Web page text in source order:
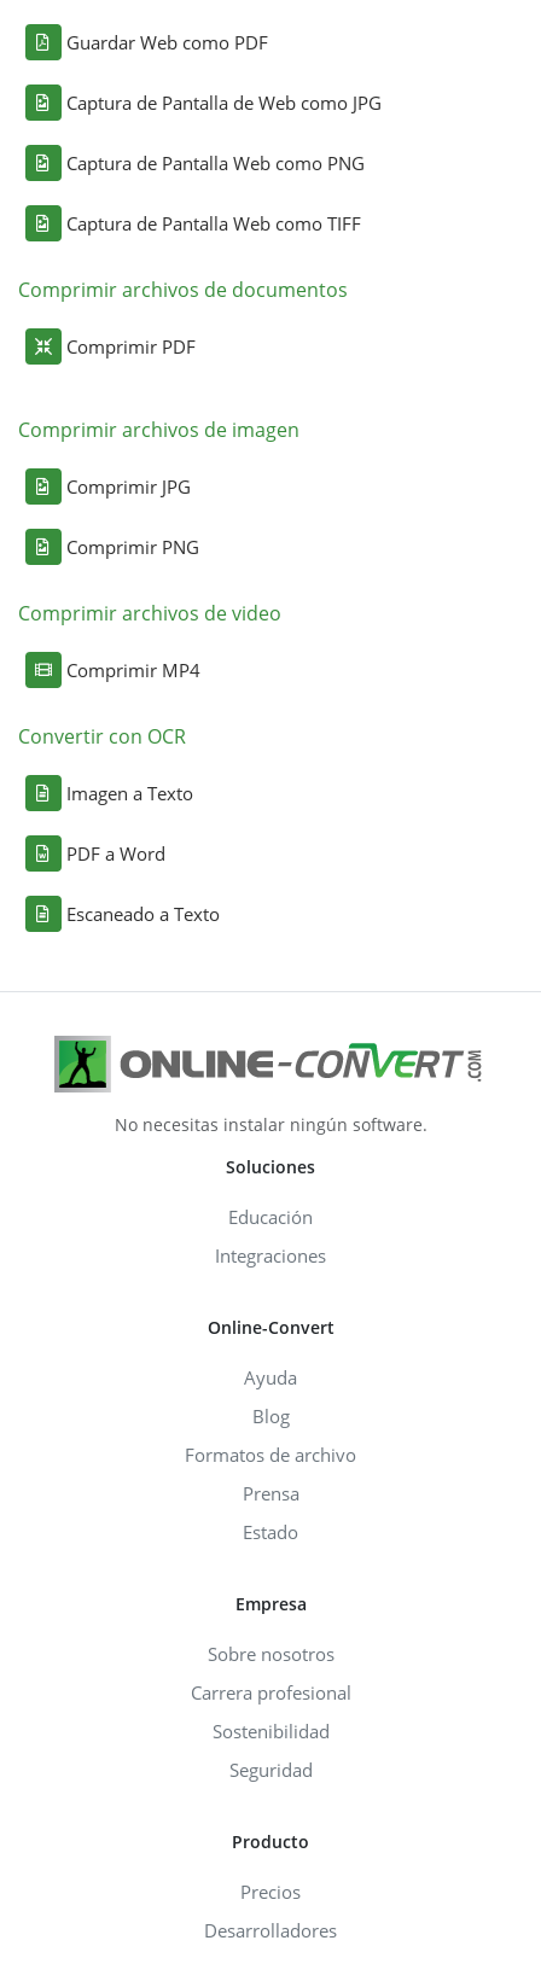
Guardar Web como PDF
Captura de Pantalla de Web como JPG
Captura de Pantalla Web como PNG
Captura de Pantalla Web como TIFF
Comprimir archivos de documentos
Comprimir PDF
Comprimir archivos de imagen
Comprimir JPG
Comprimir PNG
Comprimir archivos de video
Comprimir MP4
Convertir con OCR
Imagen a Texto
PDF a Word
Escaneado a Texto
No necesitas instalar ningún software.
Soluciones
Educación
Integraciones
Online-Convert
Ayuda
Blog
Formatos de archivo
Prensa
Estado
Empresa
Sobre nosotros
Carrera profesional
Sostenibilidad
Seguridad
Producto
Precios
Desarrolladores